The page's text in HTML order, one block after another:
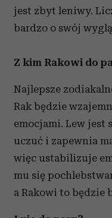
jest zbyt leniwy.
bardzo o swój
Z kim Rakowi do
Najlepsze
Rak będzie
emocjami. Lew jest
uczuć i zapewnia
więc ustabilizuje
mu się
a Rakowi to będzie